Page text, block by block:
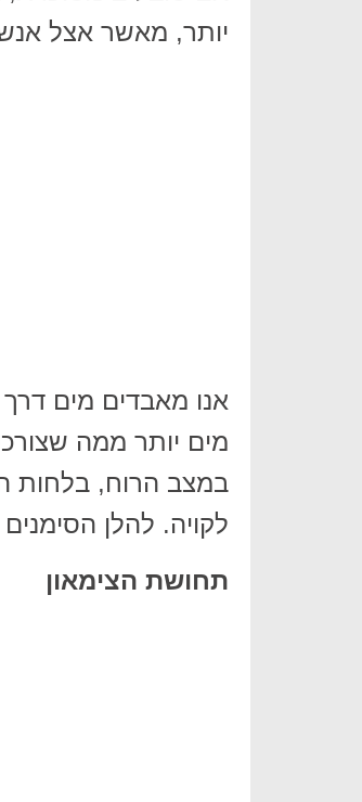
יותר, מאשר אצל
אנו מאבדים מים
מים יותר ממה
במצב הרוח, בלחות
לקויה. להלן
תחושת הצימאון